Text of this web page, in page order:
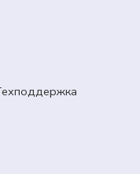
Поделка «Букет